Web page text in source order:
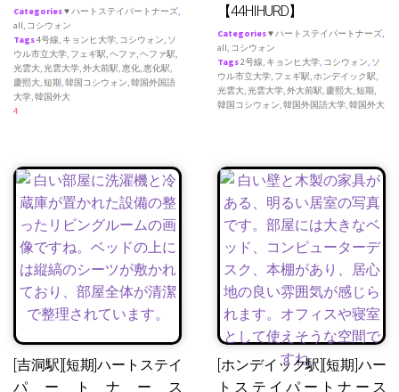
Categories♥ ハートステイパートナーズ,
all, コシウォン
Tags4号線, キョンヒ大学, コシウォン, ソ
ウル市立大学, フェギ駅,ヘファ,ヘファ駅,
光雲大,光雲大学,外大前駅,恵化,恵化駅,
慶熙大,短期,韓国コシウォン,韓国外国語
大学,韓国外大
4
【44HIHURD】
Categories♥ ハートステイパートナーズ,
all, コシウォン
Tags2号線, キョンヒ大学, コシウォン, ソ
ウル市立大学, フェギ駅,ホンデイック駅,
光雲大,光雲大学,外大前駅, 慶熙大,短期,
韓国コシウォン,韓国外国語大学,韓国外大
[吉洞駅][短期]ハートステイ
パートナース
[ホンデイック駅][短期]ハー
トステイパートナース